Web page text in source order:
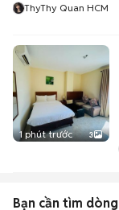
ThyThy Quan HCM
1 phút trước 3
Bạn cần tìm dòng